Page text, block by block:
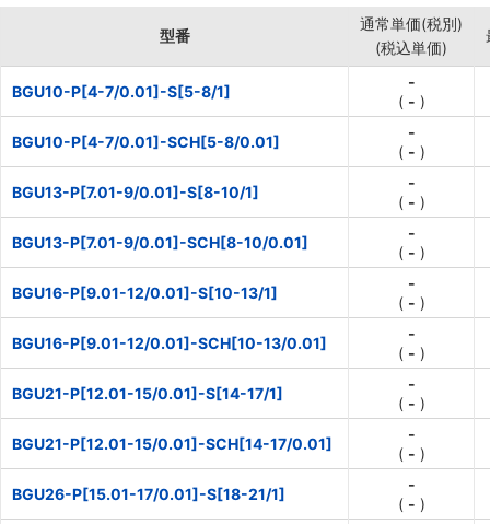
型番
通常単価(税別)
(税込単価)
BGU10-P[4-7/0.01]-S[5-8/1]
-
( - )
BGU10-P[4-7/0.01]-SCH[5-8/0.01]
-
( - )
BGU13-P[7.01-9/0.01]-S[8-10/1]
-
( - )
BGU13-P[7.01-9/0.01]-SCH[8-10/0.01]
-
( - )
BGU16-P[9.01-12/0.01]-S[10-13/1]
-
( - )
BGU16-P[9.01-12/0.01]-SCH[10-13/0.01]
-
( - )
BGU21-P[12.01-15/0.01]-S[14-17/1]
-
( - )
BGU21-P[12.01-15/0.01]-SCH[14-17/0.01]
-
( - )
BGU26-P[15.01-17/0.01]-S[18-21/1]
-
( - )